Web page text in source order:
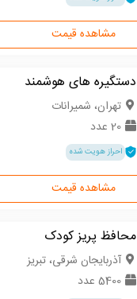
مشاهده قیمت
دستگیره های هوشمند
تهران، شمیرانات
20 عدد
احراز هویت شده
مشاهده قیمت
محافظ پریز کودک
آذربایجان شرقی، تبریز
5400 عدد